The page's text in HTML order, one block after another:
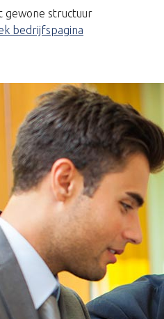
gewone structuur
bedrijfspagina